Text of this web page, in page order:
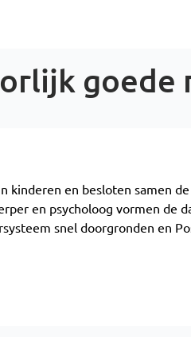
goede
kinderen en besloten samen
en psycholoog vormen de
snel doorgronden en